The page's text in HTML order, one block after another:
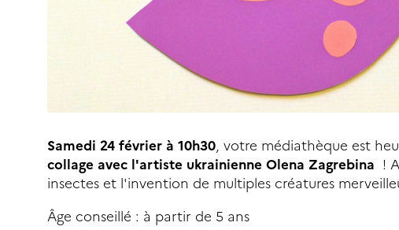
Samedi 24 février à 10h30, votre médiathèque est
collage avec l'artiste ukrainienne Olena Zagrebina !
insectes et l'invention de multiples créatures
Âge conseillé : à partir de 5 ans